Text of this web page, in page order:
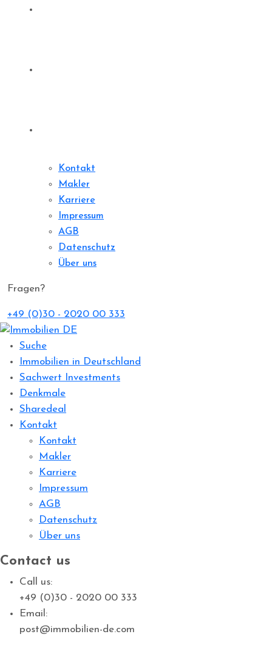
Kontakt
Makler
Karriere
Impressum
AGB
Datenschutz
Über uns
Fragen?
+49 (0)30 - 2020 00 333
Suche
Immobilien in Deutschland
Sachwert Investments
Denkmale
Sharedeal
Kontakt
Kontakt
Makler
Karriere
Impressum
AGB
Datenschutz
Über uns
Contact us
Call us:
+49 (0)30 - 2020 00 333
Email:
post@immobilien-de.com